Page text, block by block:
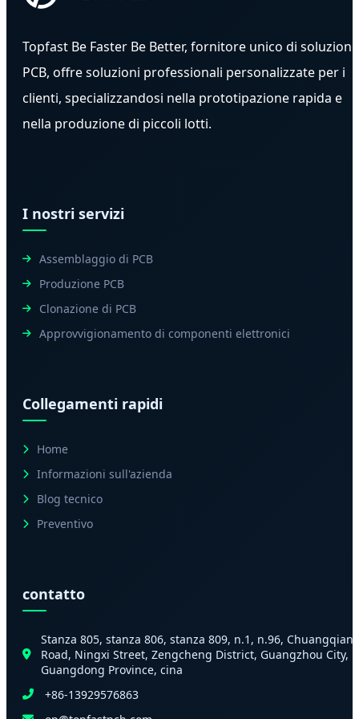
Topfast Be Faster Be Better, fornitore unico di soluzioni
PCB, offre soluzioni professionali personalizzate per i
clienti, specializzandosi nella prototipazione rapida e
nella produzione di piccoli lotti.
I nostri servizi
Assemblaggio di PCB
Produzione PCB
Clonazione di PCB
Approvvigionamento di componenti elettronici
Collegamenti rapidi
Home
Informazioni sull'azienda
Blog tecnico
Preventivo
contatto
Stanza 805, stanza 806, stanza 809, n.1, n.96,
Road, Ningxi Street, Zengcheng District, Guangzhou City,
Guangdong Province, cina
+86-13929576863